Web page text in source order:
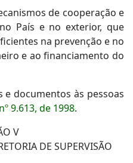
de cooperação e
País e no exterior, que
na prevenção e no
e ao financiamento do
documentos às pessoas
9.613, de 1998.
V
DE SUPERVISÃO